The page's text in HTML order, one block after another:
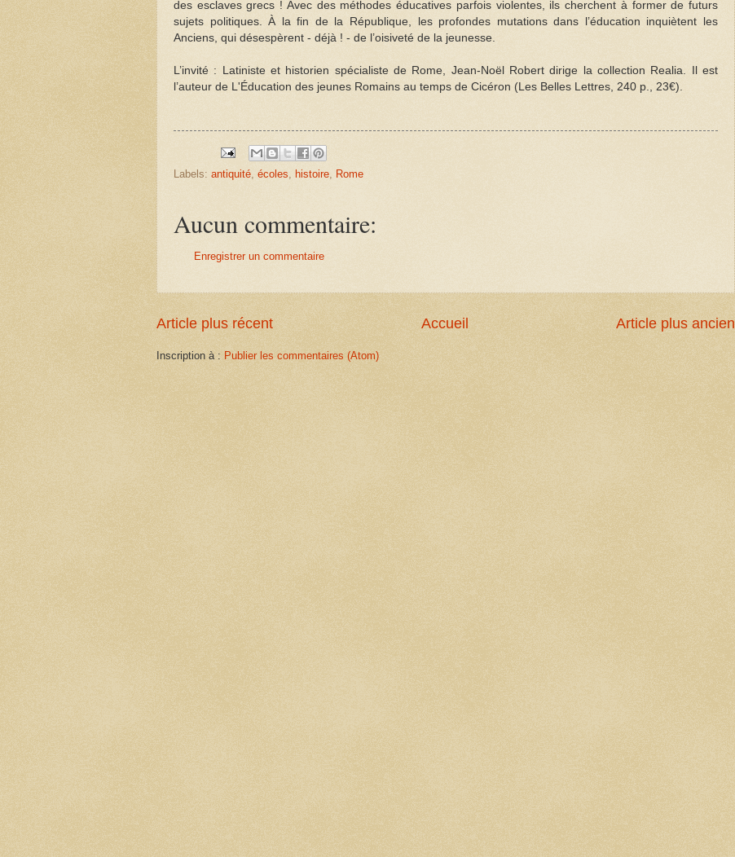
des esclaves grecs ! Avec des méthodes éducatives parfois violentes, ils cherchent à former de futurs
sujets politiques. À la fin de la République, les profondes mutations dans l’éducation inquiètent les
Anciens, qui désespèrent - déjà ! - de l’oisiveté de la jeunesse.
L’invité : Latiniste et historien spécialiste de Rome, Jean-Noël Robert dirige la collection Realia. Il est
l’auteur de L'Éducation des jeunes Romains au temps de Cicéron (Les Belles Lettres, 240 p., 23€).
Labels: antiquité écoles histoire Rome
Aucun commentaire:
Enregistrer un commentaire
Article plus récent Article plus ancien
Accueil
Inscription à : Publier les commentaires (Atom)